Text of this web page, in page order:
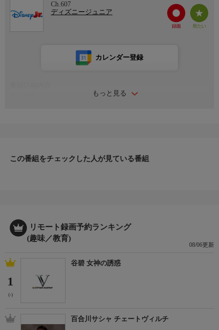
Ch.607
ディズニージュニア
もっと見る
カレンダー登録
行くことに。まずは汽車のパーツを探して組み立てようとする
この番組をチェックした人が見ている番組
リモート録画予約ランキング
(趣味／教育)
08/06更新
1
(-)
谷碧 女神の誘惑
百合川サシャ チェートヴィルチ